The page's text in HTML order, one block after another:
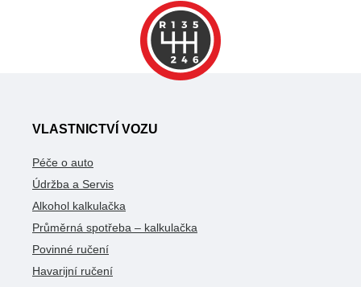
VLASTNICTVÍ VOZU
Péče o auto
Údržba a Servis
Alkohol kalkulačka
Průměrná spotřeba – kalkulačka
Povinné ručení
Havarijní ručení